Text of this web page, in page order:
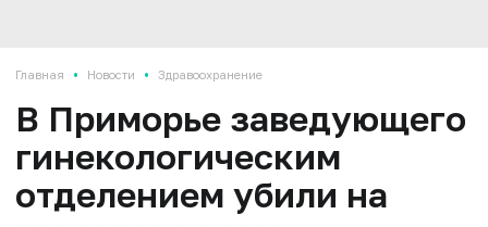
Главная • Новости • Здравоохранение
В Приморье заведующего
гинекологическим
отделением убили на